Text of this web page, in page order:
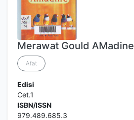
Merawat Gould AMadine
Afat
Edisi
Cet.1
ISBN/ISSN
979.489.685.3